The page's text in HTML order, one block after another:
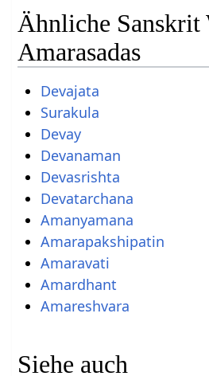
Ähnliche
Amarasadas
Devajata
Surakula
Devay
Devanaman
Devasrishta
Devatarchana
Amanyamana
Amarapakshipatin
Amaravati
Amardhant
Amareshvara
Siehe auch